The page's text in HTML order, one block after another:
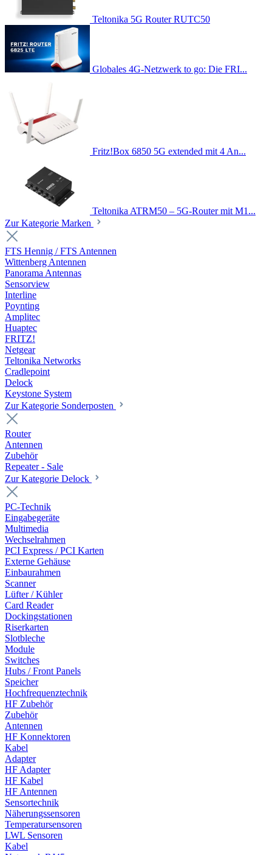
Teltonika 5G Router RUTC50
Globales 4G-Netzwerk to go: Die FRI...
Fritz!Box 6850 5G extended mit 4 An...
Teltonika ATRM50 – 5G-Router mit M1...
Zur Kategorie Marken
FTS Hennig / FTS Antennen
Wittenberg Antennen
Panorama Antennas
Sensorview
Interline
Poynting
Amplitec
Huaptec
FRITZ!
Netgear
Teltonika Networks
Cradlepoint
Delock
Keystone System
Zur Kategorie Sonderposten
Router
Antennen
Zubehör
Repeater - Sale
Zur Kategorie Delock
PC-Technik
Eingabegeräte
Multimedia
Wechselrahmen
PCI Express / PCI Karten
Externe Gehäuse
Einbaurahmen
Scanner
Lüfter / Kühler
Card Reader
Dockingstationen
Riserkarten
Slotbleche
Module
Switches
Hubs / Front Panels
Speicher
Hochfrequenztechnik
HF Zubehör
Zubehör
Antennen
HF Konnektoren
Kabel
Adapter
HF Adapter
HF Kabel
HF Antennen
Sensortechnik
Näherungssensoren
Temperatursensoren
LWL Sensoren
Kabel